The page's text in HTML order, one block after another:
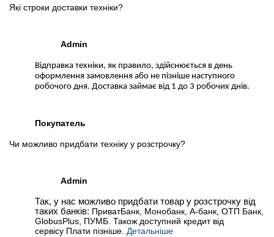
Які строки доставки техніки?
Admin
Відправка техніки, як правило, здійснюється в день
оформлення замовлення або не пізніше наступного
робочого дня. Доставка займає від 1 до 3 робочих днів.
Покупатель
Чи можливо придбати техніку у розстрочку?
Admin
Так, у нас можливо придбати товар у розстрочку від
таких банків: ПриватБанк, Монобанк, А-банк, ОТП Банк,
GlobusPlus, ПУМБ. Також доступний кредит від
сервісу Плати пізніше. Детальніше